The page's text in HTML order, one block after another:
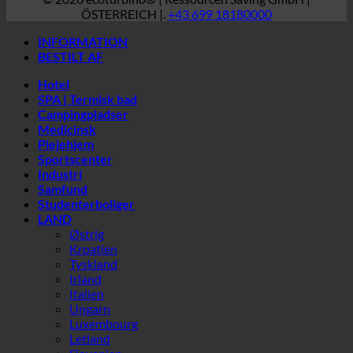
Medicinsk
Sportscenter
Industri
Studenterboliger
LAND
Østrig
Kroatien
Tyskland
Irland
Italien
Ungarn
Luxembourg
Letland
Slovenien
Sydkorea
Spanien
Schweiz
De Forenede Arabiske Emirater